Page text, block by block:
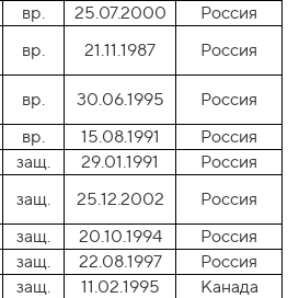
вр. 25.07.2000
Россия
вр. 21.11.1987 Россия
вр. 30.06.1995
Россия
вр. 15.08.1991
Россия
защ. 29.01.1991
Россия
защ. 25.12.2002
Россия
защ. 20.10.1994
Россия
защ. 22.08.1997
Россия
защ. 11.02.1995
Канада